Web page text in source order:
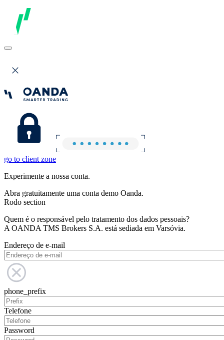
go to client zone
Experimente a nossa conta.
Abra gratuitamente uma conta demo Oanda.
Rodo section
Quem é o responsável pelo tratamento dos dados pessoais?
A OANDA TMS Brokers S.A. está sediada em Varsóvia.
Endereço de e-mail
phone_prefix
Telefone
Password